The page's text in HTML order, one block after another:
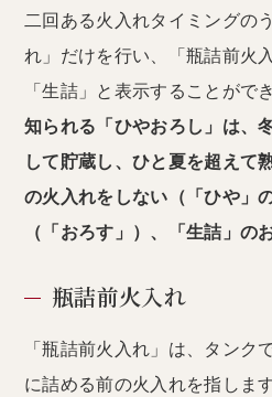
二回ある火入れタイミングの
れ」だけを行い、「瓶詰前火
「生詰」と表示することがで
知られる「ひやおろし」は、
して貯蔵し、ひと夏を超えて
の火入れをしない（「ひや」
（「おろす」）、「生詰」の
瓶詰前火入れ
「瓶詰前火入れ」は、タンク
に詰める前の火入れを指しま